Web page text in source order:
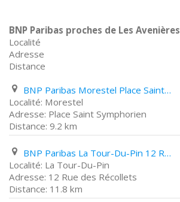
BNP Paribas proches de Les Avenières
Localité
Adresse
Distance
BNP Paribas Morestel Place Saint Symphorien
Morestel
Place Saint Symphorien
9.2 km
BNP Paribas La Tour-Du-Pin 12 Rue des Récollets
La Tour-Du-Pin
12 Rue des Récollets
11.8 km